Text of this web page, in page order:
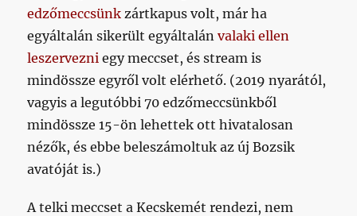
edzőmeccsünk zártkapus volt, már ha
egyáltalán sikerült egyáltalánvalaki ellen
leszervezni egy meccset, és stream is
mindössze egyről volt elérhető. (2019 nyarától,
vagyis a legutóbbi 70 edzőmeccsünkből
mindössze 15-ön lehettek ott hivatalosan
nézők, és ebbe beleszámoltuk az új Bozsik
avatóját is.)
A telki meccset a Kecskemét rendezi, nem